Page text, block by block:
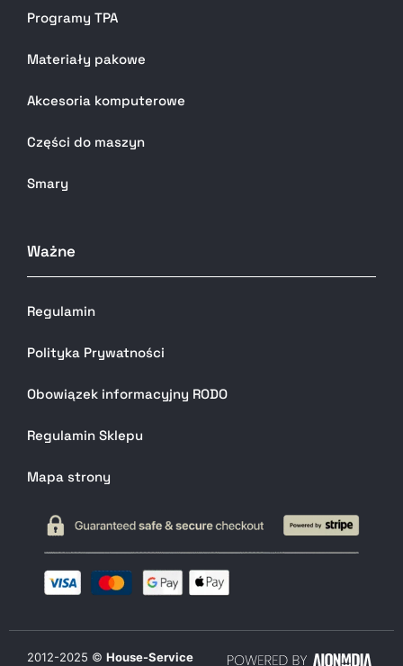
Programy TPA
Materiały pakowe
Akcesoria komputerowe
Części do maszyn
Smary
Ważne
Regulamin
Polityka Prywatności
Obowiązek informacyjny RODO
Regulamin Sklepu
Mapa strony
2012-2025 © House-Service